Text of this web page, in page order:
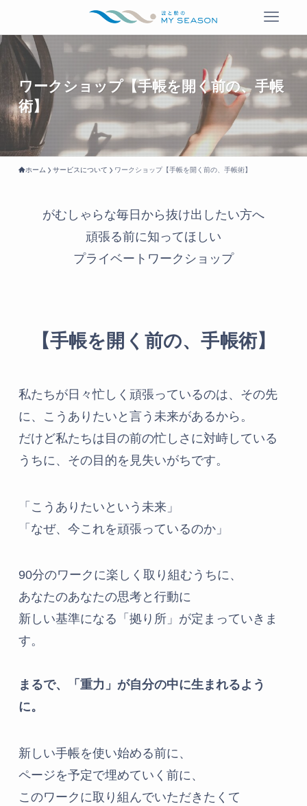
ワークショップ【手帳を開く前の、手帳
術】
ホーム サービスについて ワークショップ【手帳を開く前の、手帳術】
がむしゃらな毎日から抜け出したい方へ
頑張る前に知ってほしい
プライベートワークショップ
【手帳を開く前の、手帳術】
私たちが日々忙しく頑張っているのは、その先
に、こうありたいと言う未来があるから。
だけど私たちは目の前の忙しさに対峙している
うちに、その目的を見失いがちです。
「こうありたいという未来」
「なぜ、今これを頑張っているのか」
90分のワークに楽しく取り組むうちに、
あなたのあなたの思考と行動に
新しい基準になる「拠り所」が定まっていきま
す。
まるで、「重力」が自分の中に生まれるよう
に。
新しい手帳を使い始める前に、
ページを予定で埋めていく前に、
このワークに取り組んでいただきたくて